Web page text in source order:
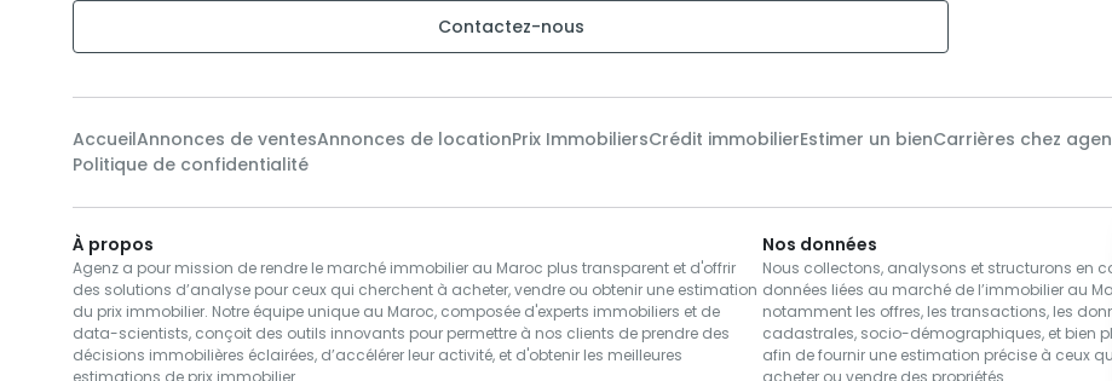
Contactez-nous
AccueilAnnonces de ventesAnnonces de locationPrix ImmobiliersCrédit immobilierEstimer un bienCarrières chez
Politique de confidentialité
À propos
Agenz a pour mission de rendre le marché immobilier au Maroc plus transparent et d'offrir
des solutions d’analyse pour ceux qui cherchent à acheter, vendre ou obtenir une estimation
du prix immobilier. Notre équipe unique au Maroc, composée d'experts immobiliers et de
data-scientists, conçoit des outils innovants pour permettre à nos clients de prendre des
décisions immobilières éclairées, d’accélérer leur activité, et d'obtenir les meilleures
estimations de prix immobilier.
Nos données
Nous collectons, analysons et structurons en
données liées au marché de l’immobilier au
notamment les offres, les transactions, les
cadastrales, socio-démographiques, et bien
afin de fournir une estimation précise à ceux
acheter ou vendre des propriétés.